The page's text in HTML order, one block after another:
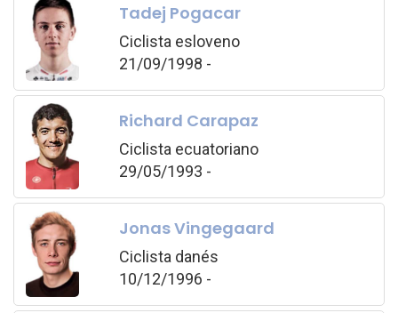
Tadej Pogacar
Ciclista esloveno
21/09/1998 -
Richard Carapaz
Ciclista ecuatoriano
29/05/1993 -
Jonas Vingegaard
Ciclista danés
10/12/1996 -